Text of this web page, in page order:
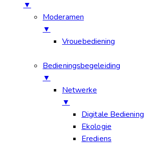
▼
Moderamen
▼
Vrouebediening
Bedieningsbegeleiding
▼
Netwerke
▼
Digitale Bediening
Ekologie
Erediens